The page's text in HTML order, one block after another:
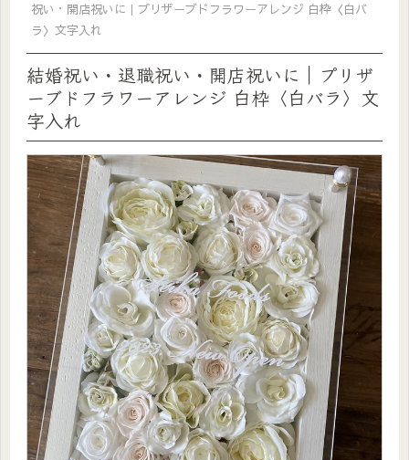
祝い・開店祝いに｜プリザーブドフラワーアレンジ 白枠〈白バ
ラ〉文字入れ
結婚祝い・退職祝い・開店祝いに｜プリザ
ーブドフラワーアレンジ 白枠〈白バラ〉文
字入れ